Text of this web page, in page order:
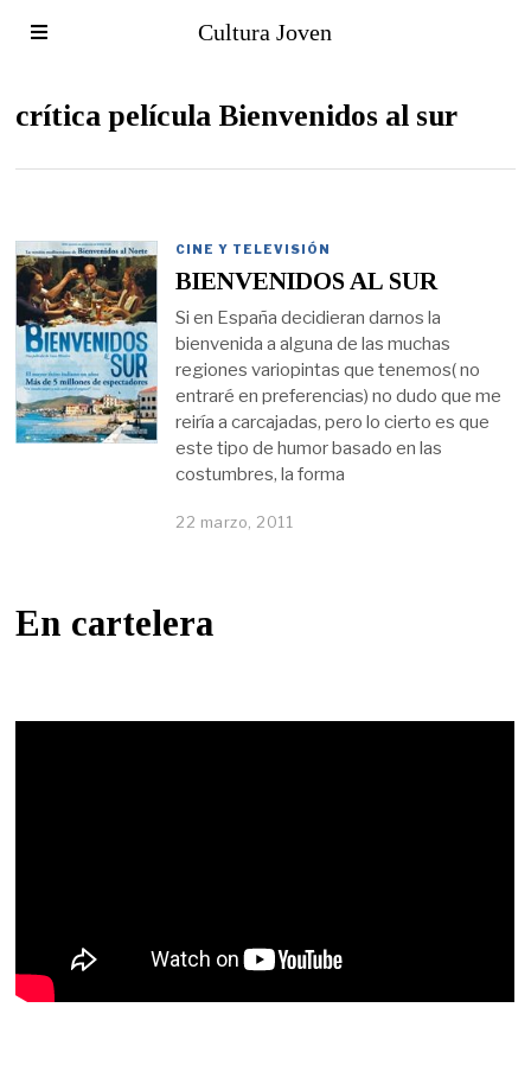
Cultura Joven
crítica película Bienvenidos al sur
CINE Y TELEVISIÓN
BIENVENIDOS AL SUR
Si en España decidieran darnos la
bienvenida a alguna de las muchas
regiones variopintas que tenemos( no
entraré en preferencias) no dudo que me
reiría a carcajadas, pero lo cierto es que
este tipo de humor basado en las
costumbres, la forma
22 marzo, 2011
En cartelera